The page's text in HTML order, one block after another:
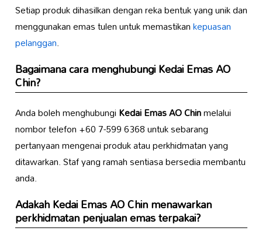
Setiap produk dihasilkan dengan reka bentuk yang unik dan
menggunakan emas tulen untuk memastikankepuasan
pelanggan.
Bagaimana cara menghubungiKedai Emas AO
Chin?
Anda boleh menghubungiKedai Emas AO Chinmelalui
nombor telefon +60 7-599 6368 untuk sebarang
pertanyaan mengenai produk atau perkhidmatan yang
ditawarkan. Staf yang ramah sentiasa bersedia membantu
anda.
AdakahKedai Emas AO Chinmenawarkan
perkhidmatan penjualan emas terpakai?